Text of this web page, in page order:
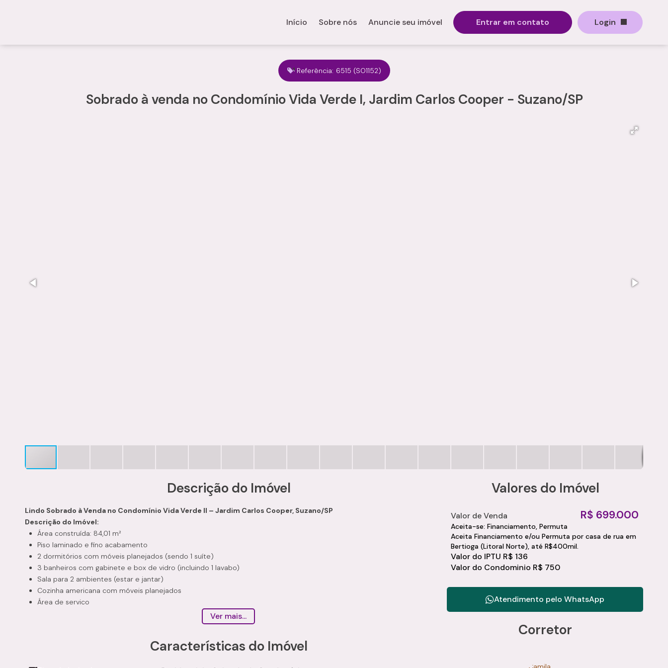
Login
Entrar em contato
Anuncie seu imóvel
Sobre nós
Início
Referência: 6515 (SO1152)
Sobrado à venda no Condomínio Vida Verde I, Jardim Carlos Cooper - Suzano/SP
Descrição do Imóvel
Lindo Sobrado à Venda no Condomínio Vida Verde II – Jardim Carlos Cooper, Suzano/SP
Descrição do Imóvel:
Área construída: 84,01 m²
Piso laminado e fino acabamento
2 dormitórios com móveis planejados (sendo 1 suíte)
3 banheiros com gabinete e box de vidro (incluindo 1 lavabo)
Sala para 2 ambientes (estar e jantar)
Cozinha americana com móveis planejados
Área de serviço
Ver mais...
Características do Imóvel
Valores do Imóvel
R$ 699.000
Valor de Venda
Aceita-se: Financiamento, Permuta
Aceita Financiamento e/ou Permuta por casa de rua em
Bertioga (Litoral Norte), até R$400mil.
Valor do IPTU R$ 136
Valor do Condominio R$ 750
Atendimento peloWhatsApp
Corretor